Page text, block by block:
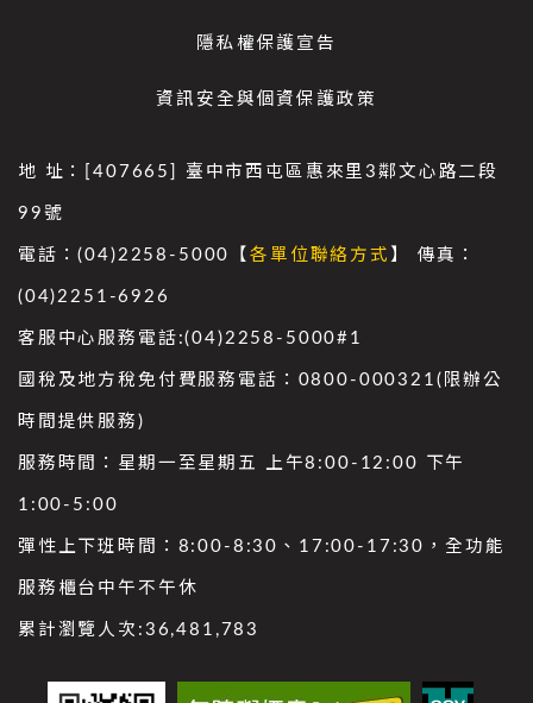
隱私權保護宣告
資訊安全與個資保護政策
地 址：[407665] 臺中市西屯區惠來里3鄰文心路二段
99號
電話：(04)2258-5000【各單位聯絡方式 】 傳真：
(04)2251-6926
客服中心服務電話:(04)2258-5000#1
國稅及地方稅免付費服務電話：0800-000321(限辦公
時間提供服務)
服務時間：星期一至星期五 上午8:00-12:00 下午
1:00-5:00
彈性上下班時間：8:00-8:30、17:00-17:30，全功能
服務櫃台中午不午休
累計瀏覽人次: 36,481,783